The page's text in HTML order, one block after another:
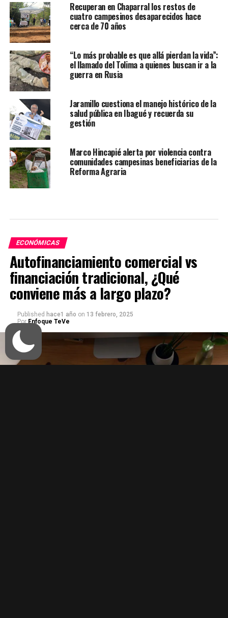
Recuperan en Chaparral los restos de
cuatro campesinos desaparecidos hace
cerca de 70 años
“Lo más probable es que allá pierdan la vida”:
el llamado del Tolima a quienes buscan ir a la
guerra en Rusia
Jaramillo cuestiona el manejo histórico de la
salud pública en Ibagué y recuerda su
gestión
Marco Hincapié alerta por violencia contra
comunidades campesinas beneficiarias de la
Reforma Agraria
ECONÓMICAS
Autofinanciamiento comercial vs
financiación tradicional, ¿Qué
conviene más a largo plazo?
Published hace1 año on 13 febrero, 2025
Por Enfoque TeVe